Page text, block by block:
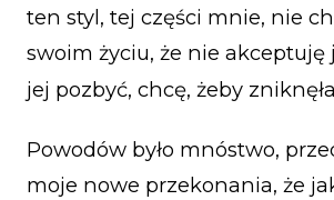
ten styl, tej części mnie, nie
swoim życiu, że nie akceptuję
jej pozbyć, chcę, żeby
Powodów było mnóstwo,
moje nowe przekonania, że